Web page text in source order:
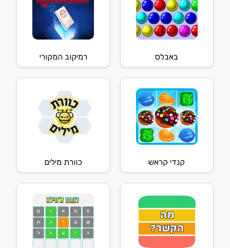
באבלס רמיקוב המקורי
קנדי קראש כוורת מילים